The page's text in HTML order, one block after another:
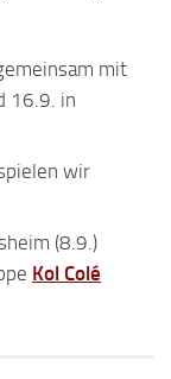
mit
16.9. in
wir
(8.9.)
Kol Colé